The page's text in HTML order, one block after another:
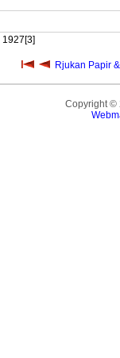
1927[3]
Rjukan Papir
Copyright ©